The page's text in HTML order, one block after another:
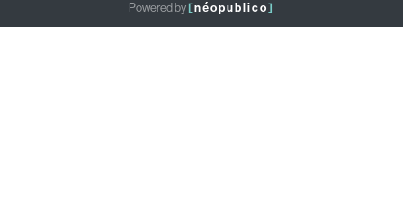
Powered by[néopublico]